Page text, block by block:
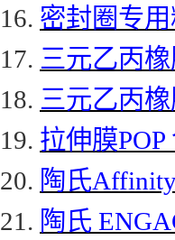
16. 密封圈专
17. 三元乙丙
18. 三元乙丙
19. 拉伸膜
20. 陶氏
21. 陶氏